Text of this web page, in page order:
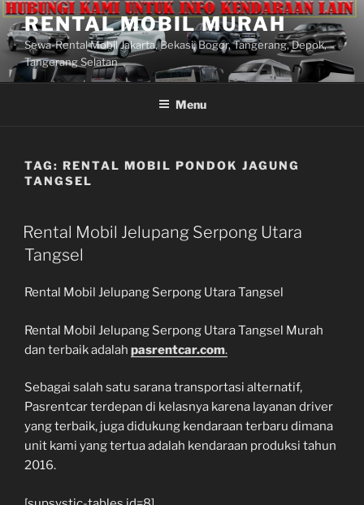
Lompat
ke
konten
RENTAL MOBIL MURAH
Sewa-Rental Mobil Jakarta, Bekasi, Bogor, Tangerang, Depok,
Tangerang Selatan
Menu
TAG: RENTAL MOBIL PONDOK JAGUNG
TANGSEL
Rental Mobil Jelupang Serpong Utara
Tangsel
Rental Mobil Jelupang Serpong Utara Tangsel
Rental Mobil Jelupang Serpong Utara Tangsel Murah
dan terbaik adalah pasrentcar.com.
Sebagai salah satu sarana transportasi alternatif,
Pasrentcar terdepan di kelasnya karena layanan driver
yang terbaik, juga didukung kendaraan terbaru dimana
unit kami yang tertua adalah kendaraan produksi tahun
2016.